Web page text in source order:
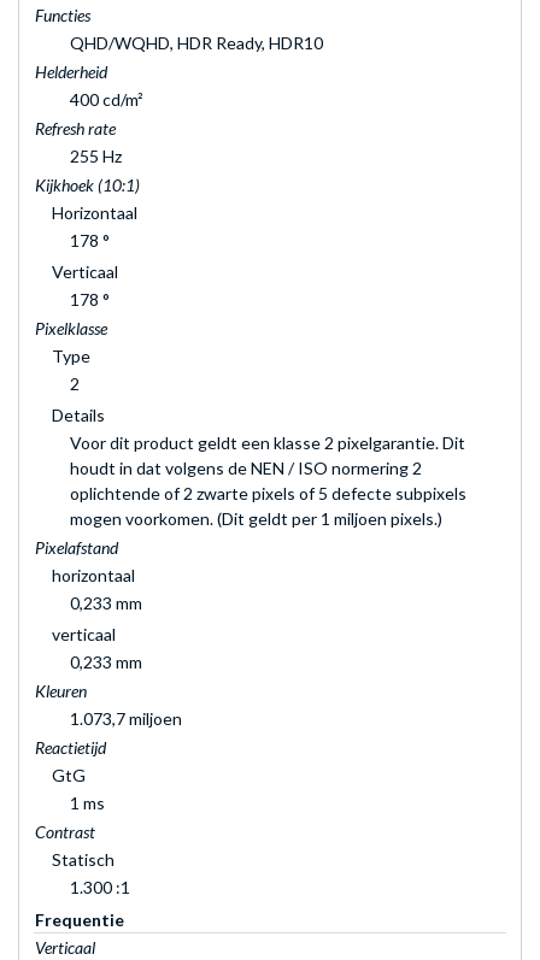
Functies
QHD/WQHD, HDR Ready, HDR10
Helderheid
400 cd/m²
Refresh rate
255 Hz
Kijkhoek (10:1)
Horizontaal
178 °
Verticaal
178 °
Pixelklasse
Type
2
Details
Voor dit product geldt een klasse 2 pixelgarantie. Dit
houdt in dat volgens de NEN / ISO normering 2
oplichtende of 2 zwarte pixels of 5 defecte subpixels
mogen voorkomen. (Dit geldt per 1 miljoen pixels.)
Pixelafstand
horizontaal
0,233 mm
verticaal
0,233 mm
Kleuren
1.073,7 miljoen
Reactietijd
GtG
1 ms
Contrast
Statisch
1.300 :1
Frequentie
Verticaal